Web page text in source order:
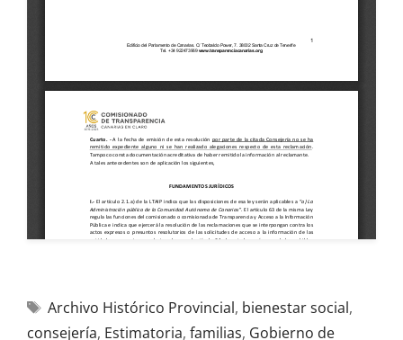
Archivo Histórico Provincial, bienestar social,
consejería, Estimatoria, familias, Gobierno de